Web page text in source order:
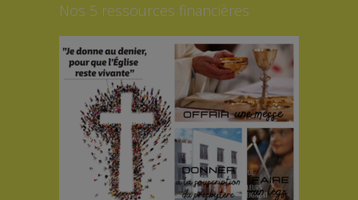
Nos 5 ressources financières